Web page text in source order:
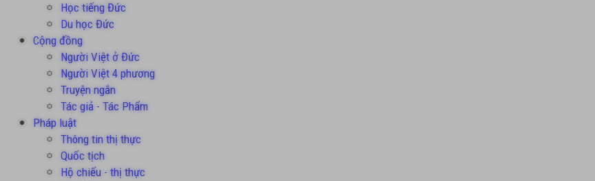
Học tiếng Đức
Du học Đức
Cộng đồng
Người Việt ở Đức
Người Việt 4 phương
Truyện ngắn
Tác giả - Tác Phẩm
Pháp luật
Thông tin thị thực
Quốc tịch
Hộ chiếu - thị thực